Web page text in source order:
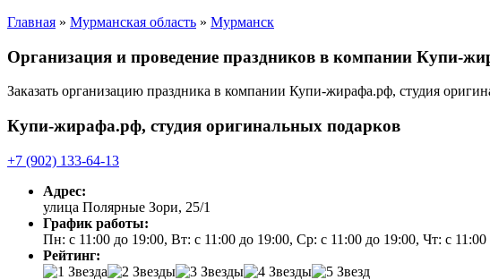
Главная » Мурманская область » Мурманск
Организация и проведение праздников в компании Купи-
Заказать организацию праздника в компании Купи-жирафа.рф, студия
Купи-жирафа.рф, студия оригинальных подарков
+7 (902) 133-64-13
Адрес:
улица Полярные Зори, 25/1
График работы:
Пн: с 11:00 до 19:00, Вт: с 11:00 до 19:00, Ср: с 11:00 до 19:00, Чт: с
Рейтинг: